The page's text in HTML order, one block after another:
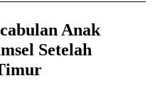
Anak
Setelah